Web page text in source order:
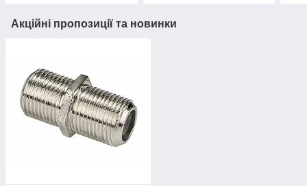
Акційні пропозиції та новинки